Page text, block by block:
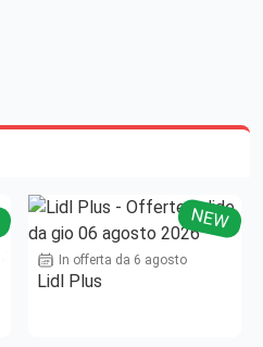
NEW
In offerta da 6 agosto
Lidl Plus